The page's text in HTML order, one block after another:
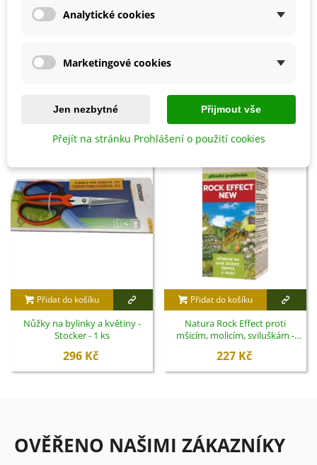
hnojení.
Detaily produktu
SOUVISEJÍCÍ PRODUKTY
Přidat do košíku
Nůžky na bylinky a květiny -
Stocker - 1 ks
296 Kč
Přidat do košíku
Natura Rock Effect proti
mšicím, molicím, sviluškám -
227 Kč
OVĚŘENO NAŠIMI ZÁKAZNÍKY
Analytické cookies
Marketingové cookies
Jen nezbytné Přijmout vše
Přejít na stránku Prohlášení o použití cookies